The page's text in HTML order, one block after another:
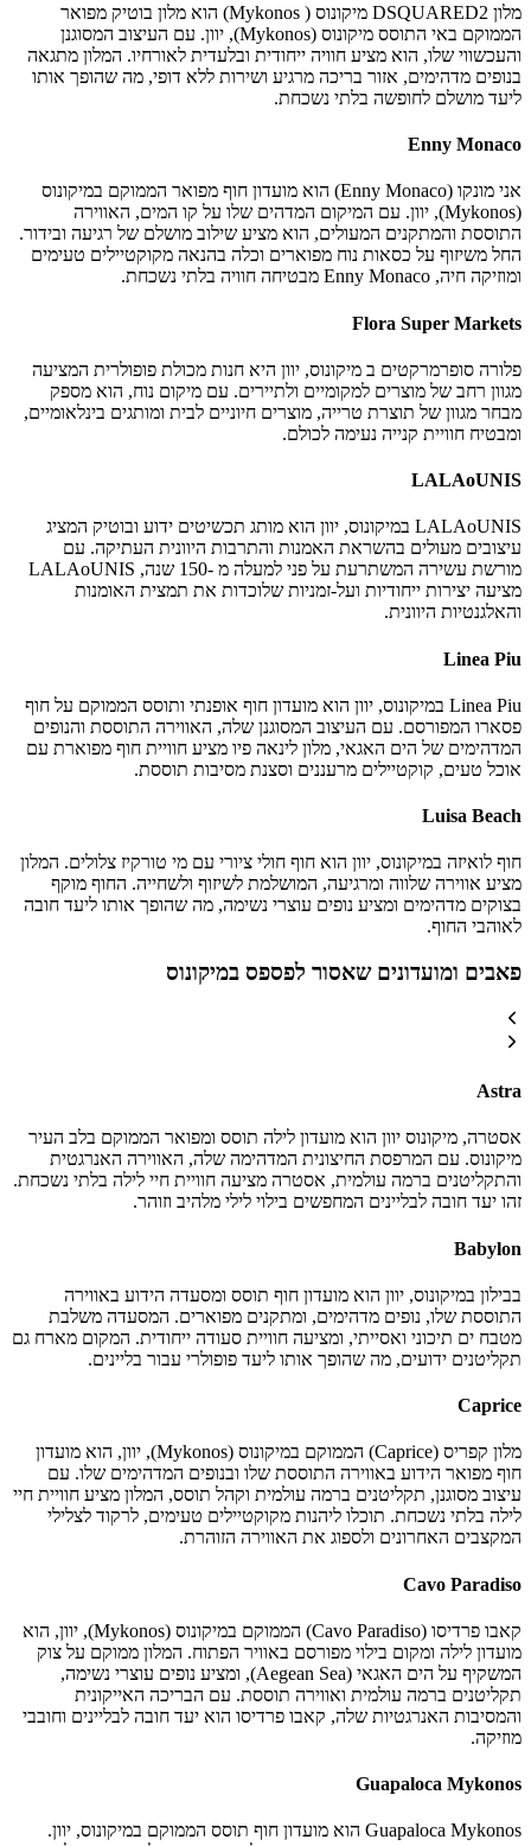
מלון DSQUARED2 מיקונוס ( Mykonos) הוא מלון בוטיק מפואר
הממוקם באי התוסס מיקונוס (Mykonos), יוון. עם העיצוב המסוגנן
והעכשווי שלו, הוא מציע חוויה ייחודית ובלעדית לאורחיו. המלון מתגאה
בנופים מדהימים, אזור בריכה מרגיע ושירות ללא דופי, מה שהופך אותו
ליעד מושלם לחופשה בלתי נשכחת.
Enny Monaco
אני מונקו (Enny Monaco) הוא מועדון חוף מפואר הממוקם במיקונוס
(Mykonos), יוון. עם המיקום המדהים שלו על קו המים, האווירה
התוססת והמתקנים המעולים, הוא מציע שילוב מושלם של רגיעה ובידור.
החל משיזוף על כסאות נוח מפוארים וכלה בהנאה מקוקטיילים טעימים
ומוזיקה חיה, Enny Monaco מבטיחה חוויה בלתי נשכחת.
Flora Super Markets
פלורה סופרמרקטים ב מיקונוס, יוון היא חנות מכולת פופולרית המציעה
מגוון רחב של מוצרים למקומיים ולתיירים. עם מיקום נוח, הוא מספק
מבחר מגוון של תוצרת טרייה, מוצרים חיוניים לבית ומותגים בינלאומיים,
ומבטיח חוויית קנייה נעימה לכולם.
LALAoUNIS
LALAoUNIS במיקונוס, יוון הוא מותג תכשיטים ידוע ובוטיק המציג
עיצובים מעולים בהשראת האמנות והתרבות היוונית העתיקה. עם
מורשת עשירה המשתרעת על פני למעלה מ -150 שנה, LALAoUNIS
מציעה יצירות ייחודיות ועל-זמניות שלוכדות את תמצית האומנות
והאלגנטיות היוונית.
Linea Piu
Linea Piu במיקונוס, יוון הוא מועדון חוף אופנתי ותוסס הממוקם על חוף
פסארו המפורסם. עם העיצוב המסוגנן שלה, האווירה התוססת והנופים
המדהימים של הים האגאי, מלון לינאה פיו מציע חוויית חוף מפוארת עם
אוכל טעים, קוקטיילים מרעננים וסצנת מסיבות תוססת.
Luisa Beach
חוף לואיזה במיקונוס, יוון הוא חוף חולי ציורי עם מי טורקיז צלולים. המלון
מציע אווירה שלווה ומרגיעה, המושלמת לשיזוף ולשחייה. החוף מוקף
בצוקים מדהימים ומציע נופים עוצרי נשימה, מה שהופך אותו ליעד חובה
לאוהבי החוף.
פאבים ומועדונים שאסור לפספס במיקונוס
Astra
אסטרה, מיקונוס יוון הוא מועדון לילה תוסס ומפואר הממוקם בלב העיר
מיקונוס. עם המרפסת החיצונית המדהימה שלה, האווירה האנרגטית
והתקליטנים ברמה עולמית, אסטרה מציעה חוויית חיי לילה בלתי נשכחת.
זהו יעד חובה לבליינים המחפשים בילוי לילי מלהיב וזוהר.
Babylon
בבילון במיקונוס, יוון הוא מועדון חוף תוסס ומסעדה הידוע באווירה
התוססת שלו, נופים מדהימים, ומתקנים מפוארים. המסעדה משלבת
מטבח ים תיכוני ואסייתי, ומציעה חוויית סעודה ייחודית. המקום מארח גם
תקליטנים ידועים, מה שהופך אותו ליעד פופולרי עבור בליינים.
Caprice
מלון קפריס (Caprice) הממוקם במיקונוס (Mykonos), יוון, הוא מועדון
חוף מפואר הידוע באווירה התוססת שלו ובנופים המדהימים שלו. עם
עיצוב מסוגנן, תקליטנים ברמה עולמית וקהל תוסס, המלון מציע חוויית חיי
לילה בלתי נשכחת. תוכלו ליהנות מקוקטיילים טעימים, לרקוד לצלילי
המקצבים האחרונים ולספוג את האווירה הזוהרת.
Cavo Paradiso
קאבו פרדיסו (Cavo Paradiso) הממוקם במיקונוס (Mykonos), יוון, הוא
מועדון לילה ומקום בילוי מפורסם באוויר הפתוח. המלון ממוקם על צוק
המשקיף על הים האגאי (Aegean Sea), ומציע נופים עוצרי נשימה,
תקליטנים ברמה עולמית ואווירה תוססת. עם הבריכה האייקונית
והמסיבות האנרגטיות שלה, קאבו פרדיסו הוא יעד חובה לבליינים וחובבי
מוזיקה.
Guapaloca Mykonos
Guapaloca Mykonos הוא מועדון חוף תוסס הממוקם במיקונוס, יוון.